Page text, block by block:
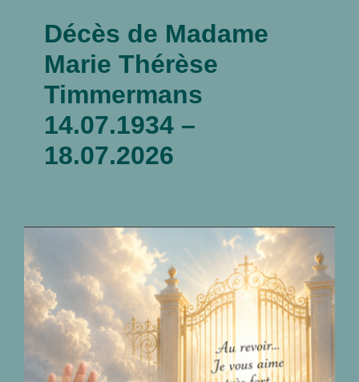
Décès de Madame
Marie Thérèse
Timmermans
14.07.1934 –
18.07.2026